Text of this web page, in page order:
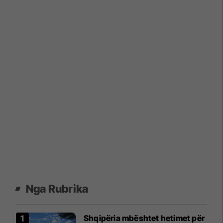
Nga Rubrika
Shqipëria mbështet hetimet për